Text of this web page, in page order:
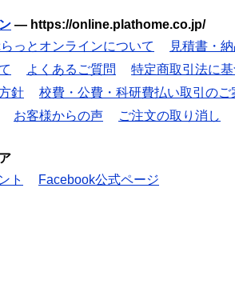
— https://online.plathome.co.jp/
っとオンラインについて
見積書・
よくあるご質問
特定商取引法に
針
校費・公費・科研費払い取引のご
お客様からの声 ご注文の取り消し
ト
Facebook公式ページ